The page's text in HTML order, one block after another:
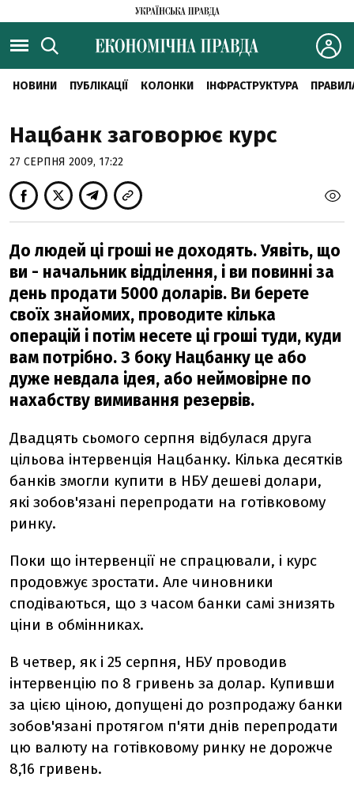
НОВИНИ ПУБЛІКАЦІЇ КОЛОНКИ ІНФРАСТРУКТУРА
Нацбанк заговорює курс
27 СЕРПНЯ 2009, 17:22
До людей ці гроші не доходять. Уявіть, що
ви - начальник відділення, і ви повинні за
день продати 5000 доларів. Ви берете
своїх знайомих, проводите кілька
операцій і потім несете ці гроші туди, куди
вам потрібно. З боку Нацбанку це або
дуже невдала ідея, або неймовірне по
нахабству вимивання резервів.
Двадцять сьомого серпня відбулася друга
цільова інтервенція Нацбанку. Кілька десятків
банків змогли купити в НБУ дешеві долари,
які зобов'язані перепродати на готівковому
ринку.
Поки що інтервенції не спрацювали, і курс
продовжує зростати. Але чиновники
сподіваються, що з часом банки самі знизять
ціни в обмінниках.
В четвер, як і 25 серпня, НБУ проводив
інтервенцію по 8 гривень за долар. Купивши
за цією ціною, допущені до розпродажу банки
зобов'язані протягом п'яти днів перепродати
цю валюту на готівковому ринку не дорожче
8,16 гривень.